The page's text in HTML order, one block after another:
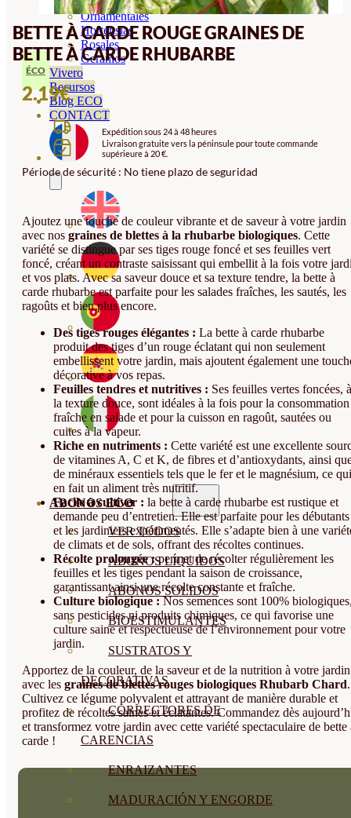
Ornamentales
Hortensias
Rosales
Geranios
Vivero
Recursos
Blog ECO
CONTACT
ABONOS ECO
VER TODOS
ABONOS LÍQUIDOS
ABONOS SOLIDOS
BIOESTIMULANTES
SUSTRATOS Y
DECORATIVAS
CORRECTORES DE
CARENCIAS
ENRAIZANTES
MADURACIÓN Y ENGORDE
BETTE À CARDE ROUGE GRAINES DE
BETTE À CARDE RHUBARBE
ÉCO
2.19€
Expédition sous 24 à 48 heures
Livraison gratuite vers la péninsule pour toute commande
supérieure à 20 €.
Période de sécurité : No tiene plazo de seguridad
Ajoutez une touche de couleur vibrante et de saveur à votre jardin
avec nos graines de blettes à la rhubarbe biologiques. Cette
variété se distingue par ses tiges rouge foncé et ses feuilles vert
foncé, créant un contraste saisissant qui embellit à la fois votre
et vos plats. Avec sa saveur douce et sa texture tendre, la bette à
carde rhubarbe est parfaite pour les salades fraîches, les sautés, les
ragoûts et bien plus encore.
Des tiges rouges élégantes : La bette à carde rhubarbe
produit des tiges d’un rouge éclatant qui non seulement
embellissent votre jardin, mais ajoutent également une
décorative à vos repas.
Feuilles tendres et nutritives : Ses feuilles vertes foncées, à
la texture douce, sont idéales à la fois pour la consommation
fraîche en salade et pour la cuisson en ragoût, sautées ou
cuites à la vapeur.
Riche en nutriments : Cette variété est une excellente
de vitamines A, C et K, de fibres et d’antioxydants, ainsi
de minéraux essentiels tels que le fer et le magnésium, ce qui
en fait un aliment très nutritif.
Facile à cultiver : la bette à carde rhubarbe est rustique et
demande peu d’entretien. Elle est parfaite pour les débutants
et les jardiniers expérimentés. Elle s’adapte bien à une
de climats et de sols, offrant des récoltes continues.
Récolte prolongée :permet de récolter régulièrement les
feuilles et les tiges pendant la saison de croissance,
garantissant ainsi une récolte constante et fraîche.
Culture biologique :Nos semences sont 100%
sans pesticides ni produits chimiques, ce qui favorise une
culture saine et respectueuse de l’environnement pour votre
jardin.
Apportez de la couleur, de la saveur et de la nutrition à votre jardin
avec les graines de blettes rouges biologiques Rhubarb Chard.
Cultivez ce légume polyvalent et attrayant de manière durable et
profitez de récoltes saines et éclatantes. Commandez dès
et transformez votre jardin avec cette variété spectaculaire de bette
carde !